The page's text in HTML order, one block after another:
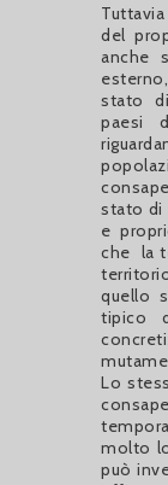
del
anche
stato
paesi
stato di
e
che la
quello
tipico
Lo
molto
può